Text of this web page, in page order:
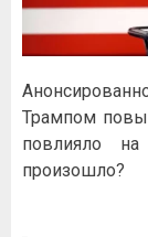
Трампом
повлияло
произошло?